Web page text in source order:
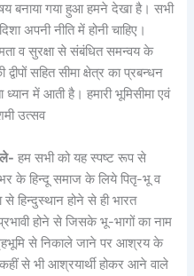
विषय बनाया गया हुआ हमने देखा है। सभी
अपनी नीति में होनी चाहिए।
व सुरक्षा से संबंधित समन्वय के
सहित सीमा क्षेत्र का प्रबन्धन
में आती है। हमारी भूमिसीमा एवं
उत्सव
हम सभी को यह स्पष्ट रूप से
के हिन्दू समाज के लिये पितृ-भू व
हिन्दुस्थान होने से ही भारत
होने से जिसके भू-भागों का नाम
से निकाले जाने पर आश्रय के
से भी आश्रयार्थी होकर आने वाले